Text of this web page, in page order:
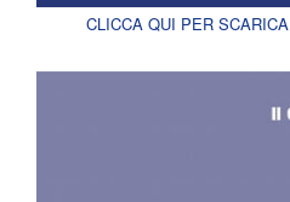
CLICCA QUI PER